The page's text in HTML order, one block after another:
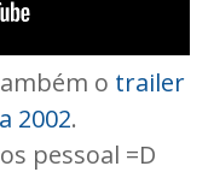
o trailer
2002.
pessoal =D